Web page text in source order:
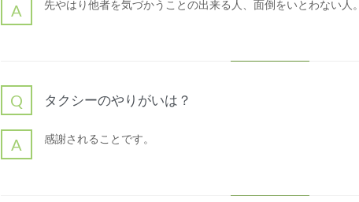
A 先やはり他者を気づかうことの出来る人、面倒をいとわない人。
Q タクシーのやりがいは？
A 感謝されることです。